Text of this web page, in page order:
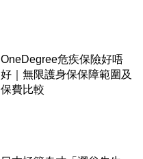
OneDegree危疾保險好唔
好｜無限護身保保障範圍及
保費比較